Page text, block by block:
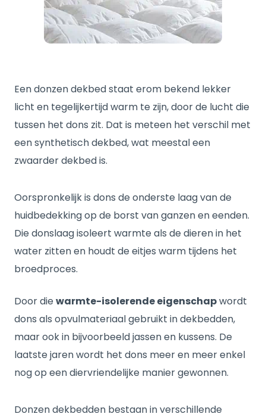
Een donzen dekbed staat erom bekend lekker
licht en tegelijkertijd warm te zijn, door de lucht die
tussen het dons zit. Dat is meteen het verschil met
een synthetisch dekbed, wat meestal een
zwaarder dekbed is.
Oorspronkelijk is dons de onderste laag van de
huidbedekking op de borst van ganzen en eenden.
Die donslaag isoleert warmte als de dieren in het
water zitten en houdt de eitjes warm tijdens het
broedproces.
Door diewarmte-isolerende eigenschapwordt
dons als opvulmateriaal gebruikt in dekbedden,
maar ook in bijvoorbeeld jassen en kussens. De
laatste jaren wordt het dons meer en meer enkel
nog op een diervriendelijke manier gewonnen.
Donzen dekbedden bestaan in verschillende